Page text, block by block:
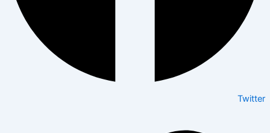
Twitter